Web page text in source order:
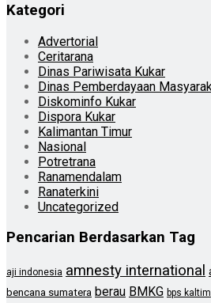
Kategori
Advertorial
Ceritarana
Dinas Pariwisata Kukar
Dinas Pemberdayaan
Diskominfo Kukar
Dispora Kukar
Kalimantan Timur
Nasional
Potretrana
Ranamendalam
Ranaterkini
Uncategorized
Pencarian Berdasarkan Tag
aji indonesia amnesty international
bencana sumatera berau BMKG bps kaltim